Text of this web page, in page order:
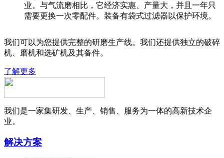
业。与气流磨相比，它经济实惠、产量大，并且一年只
需要更换一次零配件。装备有袋式过滤器以保护环境。
我们可以为您提供完整的研磨生产线。我们还提供独立的破碎
机、磨机和选矿机及其备件。
了解更多
我们是一家集研发、生产、销售、服务为一体的高新技术企
业。
解决方案